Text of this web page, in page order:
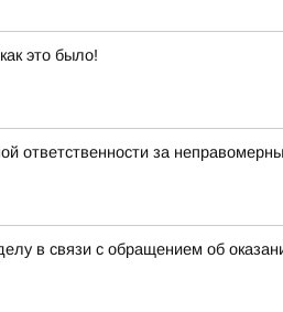
это было!
ответственности за
в связи с обращением об